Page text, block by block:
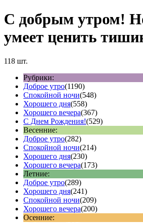
С добрым утром!
умеет ценить
118 шт.
Рубрики:
Доброе утро(1190)
Спокойной ночи(548)
Хорошего дня(558)
Хорошего вечера(367)
С Днем Рождения!(529)
Весенние:
Доброе утро(282)
Спокойной ночи(214)
Хорошего дня(230)
Хорошего вечера(173)
Летние:
Доброе утро(289)
Хорошего дня(241)
Спокойной ночи(209)
Хорошего вечера(200)
Осенние: